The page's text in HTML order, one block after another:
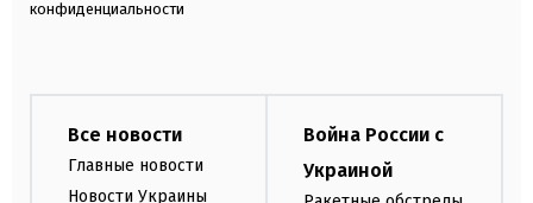
конфиденциальности
Все новости
Главные новости
Новости Украины
Война России с
Украиной